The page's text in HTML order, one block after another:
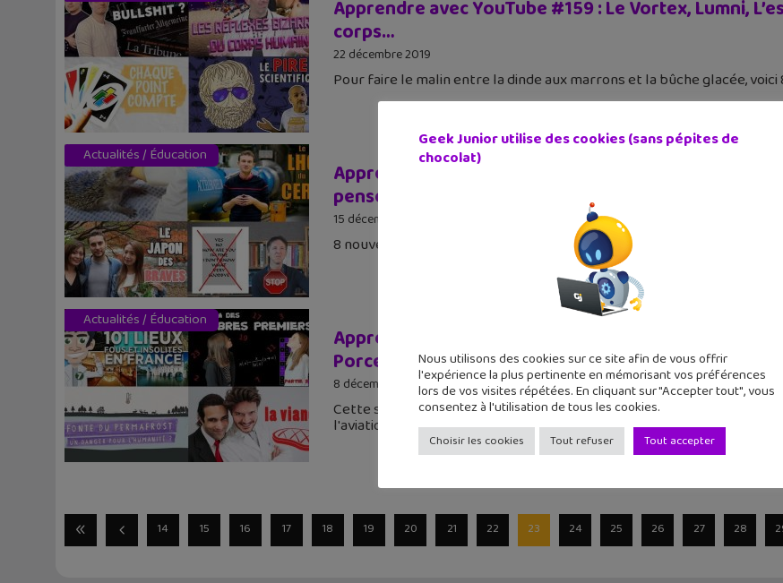
Apprendre avec YouTube #159 : Le Vortex, Lumni,
corps…
22 décembre 2019
Pour faire le malin entre la dinde aux marrons et la bûche glacée,
Actualités/ Éducation
Apprendre avec YouTube #158 : Biosfear, Marie
penser…
15 décembre 2019
8 nouvelles vidéos dans lesquelles on va parler du toucher, de
Actualités/ Éducation
Apprendre avec YouTube #157 : Doc Seven,
Porcel…
8 décembre 2019
Cette semaine, on va découvrir des vidéos sur le développement
l'aviation.
14 15 16 17 18 19 20 21 22 23 24 25 26 27 28
Geek Junior utilise des cookies (sans pépites de
chocolat)
Nous utilisons des cookies sur ce site afin de vous offrir
l'expérience la plus pertinente en mémorisant vos préférences
lors de vos visites répétées. En cliquant sur "Accepter tout", vous
consentez à l'utilisation de tous les cookies.
Choisir les cookies Tout refuser Tout accepter